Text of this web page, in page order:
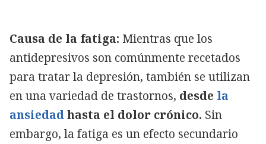
Causa de la fatiga: Mientras que los
antidepresivos son comúnmente recetados
para tratar la depresión, también se utilizan
en una variedad de trastornos, desde la
ansiedadhasta el dolor crónico. Sin
embargo, la fatiga es un efecto secundario